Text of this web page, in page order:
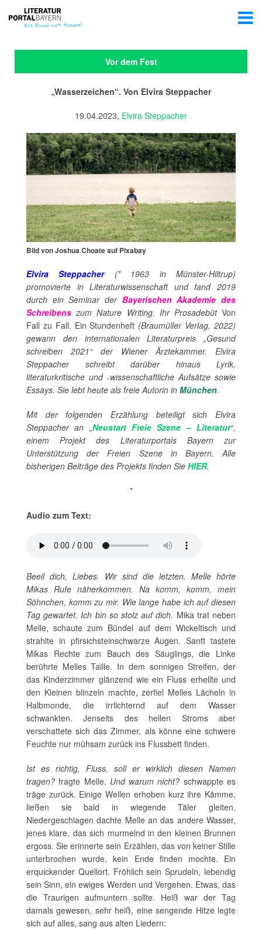
Vor dem Fest
„Wasserzeichen“. Von Elvira Steppacher
19.04.2023, Elvira Steppacher
Bild von Joshua Choate auf Pixabay
Elvira Steppacher(* 1963 in Münster-Hiltrup)
promovierte in Literaturwissenschaft und fand 2019
durch ein Seminar der Bayerischen Akademie des
Schreibens zum Nature Writing. Ihr Prosadebüt Von
Fall zu Fall. Ein Stundenheft (Braumüller Verlag, 2022)
gewann den internationalen Literaturpreis „Gesund
schreiben 2021“ der Wiener Ärztekammer. Elvira
Steppacher schreibt darüber hinaus Lyrik,
literaturkritische und -wissenschaftliche Aufsätze sowie
Essays. Sie lebt heute als freie Autorin in München.
Mit der folgenden Erzählung beteiligt sich Elvira
Steppacher an „Neustart Freie Szene – Literatur“,
einem Projekt des Literaturportals Bayern zur
Unterstützung der Freien Szene in Bayern. Alle
bisherigen Beiträge des Projekts finden Sie HIER.
*
Audio zum Text:
Beeil dich, Liebes. Wir sind die letzten. Melle hörte
Mikas Rufe näherkommen. Na komm, komm, mein
Söhnchen, komm zu mir. Wie lange habe ich auf diesen
Tag gewartet. Ich bin so stolz auf dich. Mika trat neben
Melle, schaute zum Bündel auf dem Wickeltisch und
strahlte in pfirsichsteinschwarze Augen. Sanft tastete
Mikas Rechte zum Bauch des Säuglings, die Linke
berührte Melles Taille. In dem sonnigen Streifen, der
das Kinderzimmer glänzend wie ein Fluss erhellte und
den Kleinen blinzeln machte, zerfiel Melles Lächeln in
Halbmonde, die irrlichternd auf dem Wasser
schwankten. Jenseits des hellen Stroms aber
verschattete sich das Zimmer, als könne eine schwere
Feuchte nur mühsam zurück ins Flussbett finden.
Ist es richtig, Fluss, soll er wirklich diesen Namen
tragen? fragte Melle. Und warum nicht? schwappte es
träge zurück. Einige Wellen erhoben kurz ihre Kämme,
ließen sie bald in wiegende Täler gleiten.
Niedergeschlagen dachte Melle an das andere Wasser,
jenes klare, das sich murmelnd in den kleinen Brunnen
ergoss. Sie erinnerte sein Erzählen, das von keiner Stille
unterbrochen wurde, kein Ende finden mochte. Ein
erquickender Quellort. Fröhlich sein Sprudeln, lebendig
sein Sinn, ein ewiges Werden und Vergehen. Etwas, das
die Traurigen aufmuntern sollte. Heiß war der Tag
damals gewesen, sehr heiß, eine sengende Hitze legte
sich auf alles, sang aus alten Liedern: